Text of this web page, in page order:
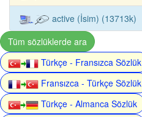
active (İsim) (13713k)
Tüm sözlüklerde ara
Türkçe - Fransızca Sözlük
Fransızca - Türkçe Sözlük
Türkçe - Almanca Sözlük